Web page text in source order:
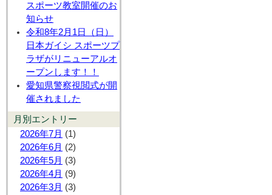
スポーツ教室開催のお
知らせ
令和8年2月1日（日）
日本ガイシ スポーツプ
ラザがリニューアルオ
ープンします！！
愛知県警察視閲式が開
催されました
月別エントリー
2026年7月 (1)
2026年6月 (2)
2026年5月 (3)
2026年4月 (9)
2026年3月 (3)